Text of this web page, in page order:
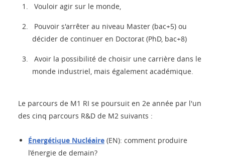
Vouloir agir sur le monde,
Pouvoir s'arrêter au niveau Master (bac+5) ou
décider de continuer en Doctorat (PhD, bac+8)
Avoir la possibilité de choisir une carrière dans le
monde industriel, mais également académique.
Le parcours de M1 RI se poursuit en 2e année par l'un
des cinq parcours R&D de M2 suivants :
Énergétique Nucléaire (EN): comment produire
l’énergie de demain?